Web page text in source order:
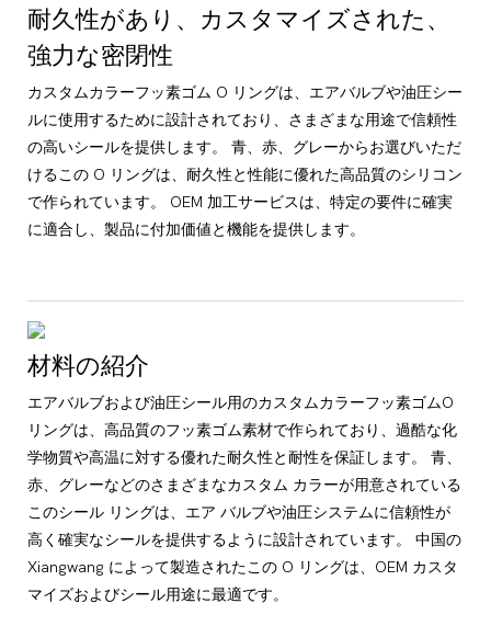
耐久性があり、カスタマイズされた、
強力な密閉性
カスタムカラーフッ素ゴム O リングは、エアバルブや油圧シー
ルに使用するために設計されており、さまざまな用途で信頼性
の高いシールを提供します。 青、赤、グレーからお選びいただ
けるこの O リングは、耐久性と性能に優れた高品質のシリコン
で作られています。 OEM 加工サービスは、特定の要件に確実
に適合し、製品に付加価値と機能を提供します。
材料の紹介
エアバルブおよび油圧シール用のカスタムカラーフッ素ゴムO
リングは、高品質のフッ素ゴム素材で作られており、過酷な化
学物質や高温に対する優れた耐久性と耐性を保証します。 青、
赤、グレーなどのさまざまなカスタム カラーが用意されている
このシール リングは、エア バルブや油圧システムに信頼性が
高く確実なシールを提供するように設計されています。 中国の
Xiangwang によって製造されたこの O リングは、OEM カスタ
マイズおよびシール用途に最適です。